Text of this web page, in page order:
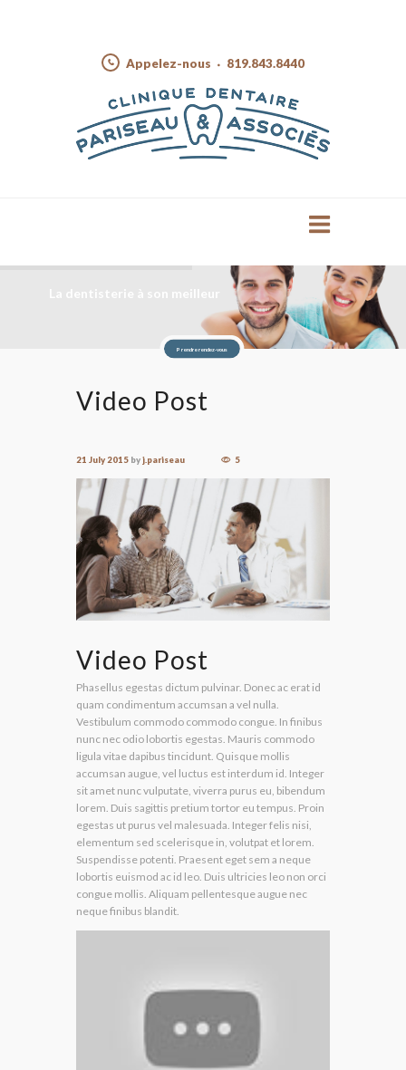
Appelez-nous 819.843.8440
Prendre rendez-vous
Video Post
21 July 2015 byj.pariseau 5
Video Post
Phasellus egestas dictum pulvinar. Donec ac erat id
quam condimentum accumsan a vel nulla.
Vestibulum commodo commodo congue. In finibus
nunc nec odio lobortis egestas. Mauris commodo
ligula vitae dapibus tincidunt. Quisque mollis
accumsan augue, vel luctus est interdum id. Integer
sit amet nunc vulputate, viverra purus eu, bibendum
lorem. Duis sagittis pretium tortor eu tempus. Proin
egestas ut purus vel malesuada. Integer felis nisi,
elementum sed scelerisque in, volutpat et lorem.
Suspendisse potenti. Praesent eget sem a neque
lobortis euismod ac id leo. Duis ultricies leo non orci
congue mollis. Aliquam pellentesque augue nec
neque finibus blandit.